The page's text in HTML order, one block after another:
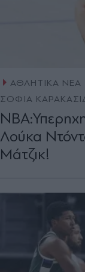
ΑΘΛΗΤΙΚΑ ΝΕΑ
ΣΟΦΙΑ
Λούκα
Μάτζικ!